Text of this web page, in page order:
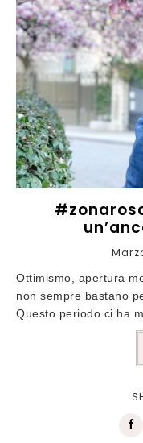
Ottimismo, apertura
non sempre bastano
Questo periodo ci ha